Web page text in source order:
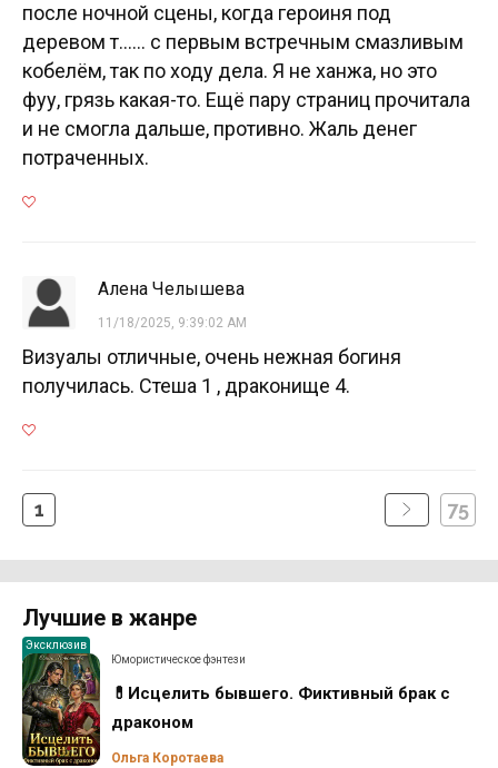
после ночной сцены, когда героиня под
деревом т...... с первым встречным смазливым
кобелём, так по ходу дела. Я не ханжа, но это
фуу, грязь какая-то. Ещё пару страниц прочитала
и не смогла дальше, противно. Жаль денег
потраченных.
Алена Челышева
11/18/2025, 9:39:02 AM
Визуалы отличные, очень нежная богиня
получилась. Стеша 1 , драконище 4.
1 75
Лучшие в жанре
Эксклюзив
Юмористическое фэнтези
💊Исцелить бывшего. Фиктивный брак с
драконом
Ольга Коротаева